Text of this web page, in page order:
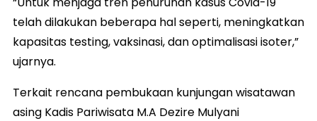
telah dilakukan beberapa hal seperti, meningkatkan
kapasitas testing, vaksinasi, dan optimalisasi isoter,”
ujarnya.
Terkait rencana pembukaan kunjungan wisatawan
asing Kadis Pariwisata M.A Dezire Mulyani